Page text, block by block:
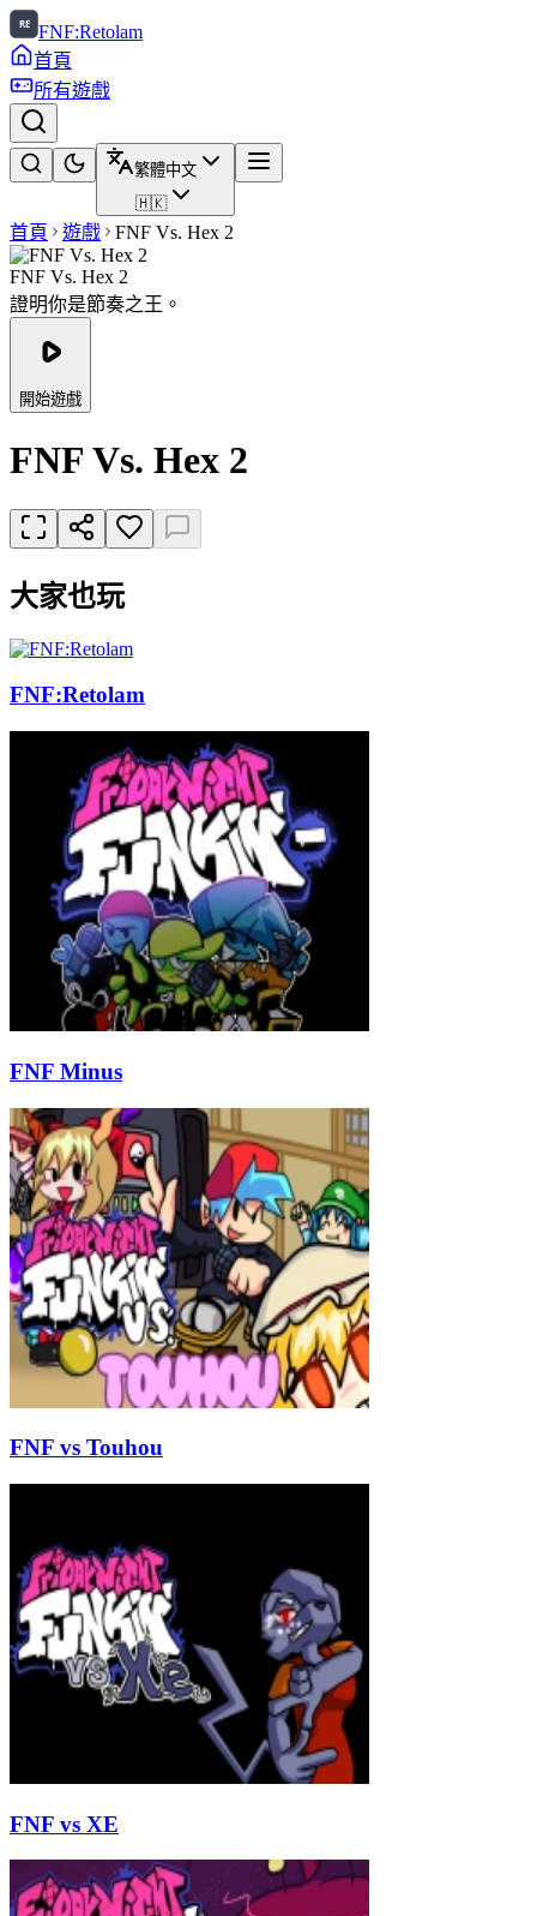
FNF:Retolam
首頁
所有遊戲
繁體中文
🇭🇰
首頁 遊戲 FNF Vs. Hex 2
FNF Vs. Hex 2
證明你是節奏之王。
開始遊戲
FNF Vs. Hex 2
大家也玩
FNF:Retolam
FNF Minus
FNF vs Touhou
FNF vs XE